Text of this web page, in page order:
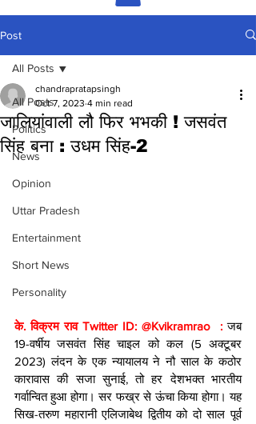
Post
All Posts
Politics
News
Opinion
Uttar Pradesh
Entertainment
Short News
Personality
All Posts
जालियांवाली लौ फिर भभकी ! जसवंत
सिंह बना : उधम सिंह-2
chandrapratapsingh
Oct 7, 2023 4 min read
के. विक्रम राव Twitter ID: @Kvikramrao  : जब
19-वर्षीय जसवंत सिंह चाइल को कल (5 अक्टूबर
2023) लंदन के एक न्यायालय ने नौ साल के कठोर
कारावास की सजा सुनाई, तो हर देशभक्त भारतीय
गर्वान्वित हुआ होगा। सर फख्र से ऊंचा किया होगा। यह
सिख-तरुण महारानी एलिजाबेथ द्वितीय को दो साल पूर्व